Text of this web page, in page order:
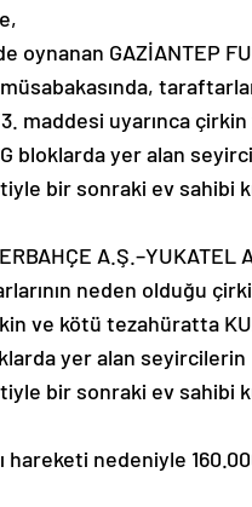
oynanan GAZİANTEP
maddesi uyarınca
bloklarda yer alan
bir sonraki ev sahibi
A.Ş.–YUKATEL
neden olduğu
ve kötü tezahüratta
yer alan seyircilerin
bir sonraki ev sahibi
hareketi nedeniyle